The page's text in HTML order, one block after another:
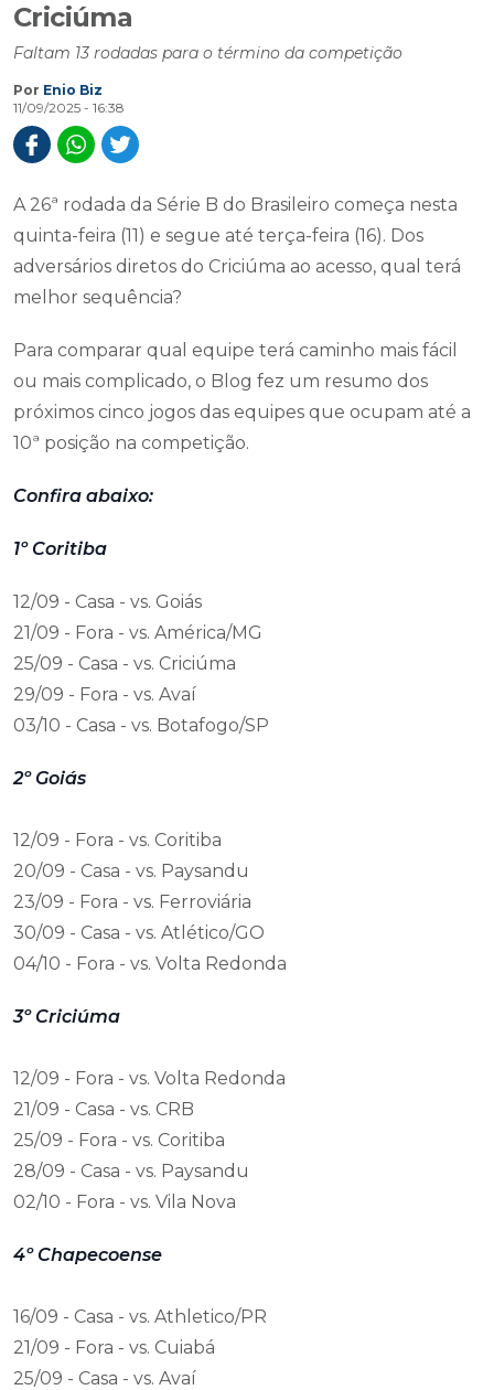
Criciúma
Faltam 13 rodadas para o término da competição
Por Enio Biz
11/09/2025 - 16:38
A 26ª rodada da Série B do Brasileiro começa nesta
quinta-feira (11) e segue até terça-feira (16). Dos
adversários diretos do Criciúma ao acesso, qual terá
melhor sequência?
Para comparar qual equipe terá caminho mais fácil
ou mais complicado, o Blog fez um resumo dos
próximos cinco jogos das equipes que ocupam até a
10ª posição na competição.
Confira abaixo:
1º Coritiba
12/09 - Casa - vs. Goiás
21/09 - Fora - vs. América/MG
25/09 - Casa - vs. Criciúma
29/09 - Fora - vs. Avaí
03/10 - Casa - vs. Botafogo/SP
2º Goiás
12/09 - Fora - vs. Coritiba
20/09 - Casa - vs. Paysandu
23/09 - Fora - vs. Ferroviária
30/09 - Casa - vs. Atlético/GO
04/10 - Fora - vs. Volta Redonda
3º Criciúma
12/09 - Fora - vs. Volta Redonda
21/09 - Casa - vs. CRB
25/09 - Fora - vs. Coritiba
28/09 - Casa - vs. Paysandu
02/10 - Fora - vs. Vila Nova
4º Chapecoense
16/09 - Casa - vs. Athletico/PR
21/09 - Fora - vs. Cuiabá
25/09 - Casa - vs. Avaí